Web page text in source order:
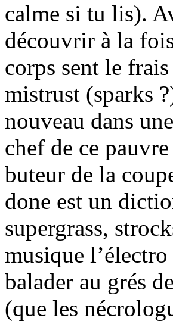
calme si tu lis).
découvrir à la
corps sent le
mistrust (sparks
nouveau dans
chef de ce
buteur de la
done est un
supergrass,
musique
balader au grés
(que les